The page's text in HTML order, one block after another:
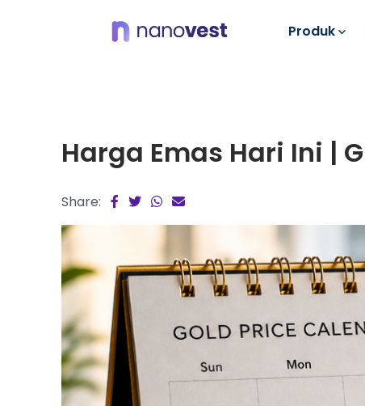
Produk
Harga Emas Hari Ini |
Share: